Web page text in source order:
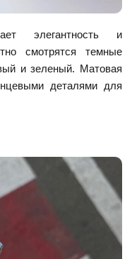
элегантность и
смотрятся темные
и зеленый. Матовая
деталями для